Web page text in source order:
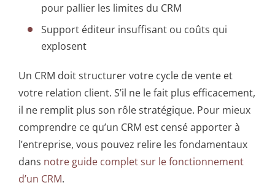
pour pallier les limites du CRM
Support éditeur insuffisant ou coûts qui
explosent
Un CRM doit structurer votre cycle de vente et
votre relation client. S’il ne le fait plus efficacement,
il ne remplit plus son rôle stratégique. Pour mieux
comprendre ce qu’un CRM est censé apporter à
l’entreprise, vous pouvez relire les fondamentaux
dans notre guide complet sur le fonctionnement
d’un CRM.